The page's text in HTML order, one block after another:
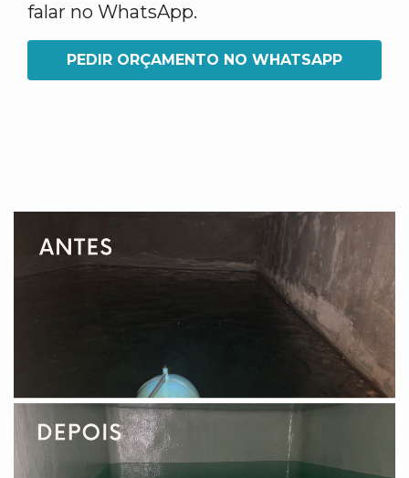
falar no WhatsApp.
PEDIR ORÇAMENTO NO WHATSAPP